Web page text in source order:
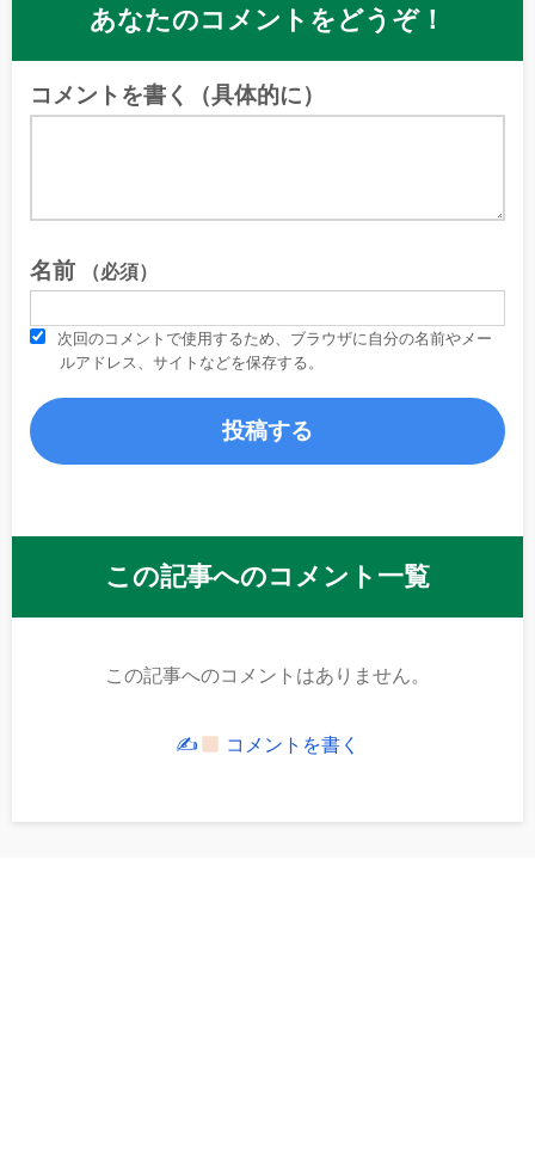
あなたのコメントをどうぞ！
コメントを書く（具体的に）
名前 （必須）
次回のコメントで使用するため、ブラウザに自分の名前やメー
ルアドレス、サイトなどを保存する。
この記事へのコメント一覧
この記事へのコメントはありません。
✍ コメントを書く